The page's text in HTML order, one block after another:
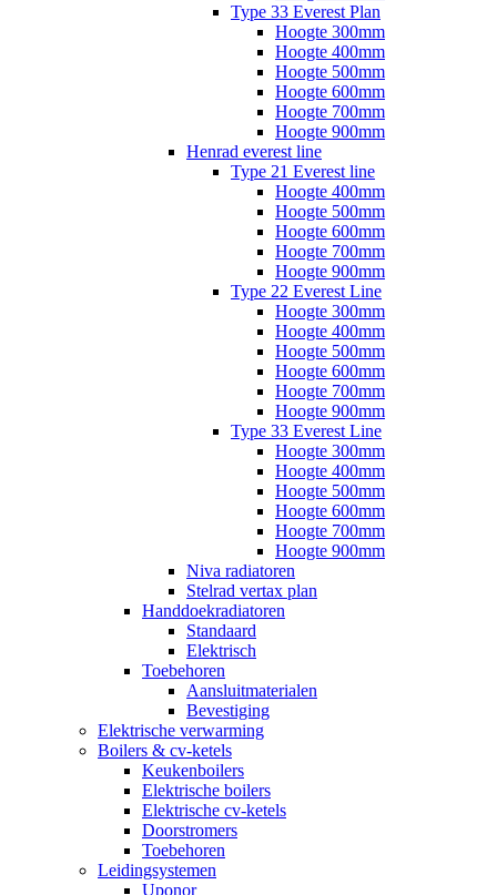
Type 33 Everest Plan
Hoogte 300mm
Hoogte 400mm
Hoogte 500mm
Hoogte 600mm
Hoogte 700mm
Hoogte 900mm
Henrad everest line
Type 21 Everest line
Hoogte 400mm
Hoogte 500mm
Hoogte 600mm
Hoogte 700mm
Hoogte 900mm
Type 22 Everest Line
Hoogte 300mm
Hoogte 400mm
Hoogte 500mm
Hoogte 600mm
Hoogte 700mm
Hoogte 900mm
Type 33 Everest Line
Hoogte 300mm
Hoogte 400mm
Hoogte 500mm
Hoogte 600mm
Hoogte 700mm
Hoogte 900mm
Niva radiatoren
Stelrad vertax plan
Handdoekradiatoren
Standaard
Elektrisch
Toebehoren
Aansluitmaterialen
Bevestiging
Elektrische verwarming
Boilers & cv-ketels
Keukenboilers
Elektrische boilers
Elektrische cv-ketels
Doorstromers
Toebehoren
Leidingsystemen
Uponor